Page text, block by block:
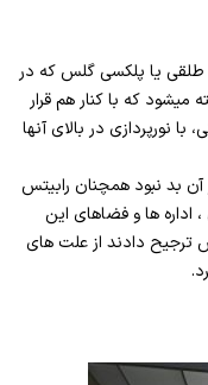
یا پلکسی گلس که در
که با کنار هم قرار
نورپردازی در بالای آنها
آن بد نبود همچنان رابیتس
ها و فضاهای این
ترجیح دادند از علت های